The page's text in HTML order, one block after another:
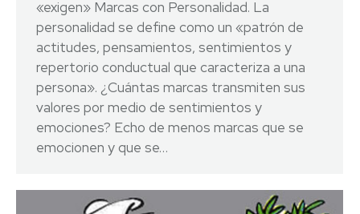
«exigen» Marcas con Personalidad. La
personalidad se define como un «patrón de
actitudes, pensamientos, sentimientos y
repertorio conductual que caracteriza a una
persona». ¿Cuántas marcas transmiten sus
valores por medio de sentimientos y
emociones? Echo de menos marcas que se
emocionen y que se…